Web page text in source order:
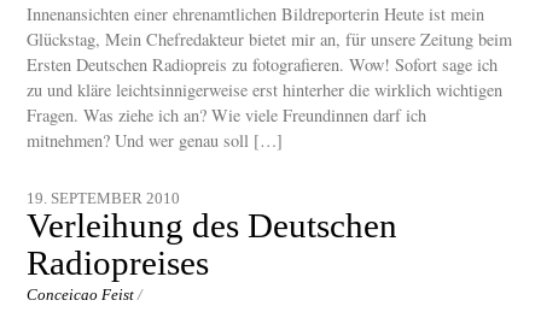
Innenansichten einer ehrenamtlichen Bildreporterin Heute ist mein
Glückstag, Mein Chefredakteur bietet mir an, für unsere Zeitung beim
Ersten Deutschen Radiopreis zu fotografieren. Wow! Sofort sage ich
zu und kläre leichtsinnigerweise erst hinterher die wirklich wichtigen
Fragen. Was ziehe ich an? Wie viele Freundinnen darf ich
mitnehmen? Und wer genau soll […]
19. SEPTEMBER 2010
Verleihung des Deutschen
Radiopreises
Conceicao Feist /